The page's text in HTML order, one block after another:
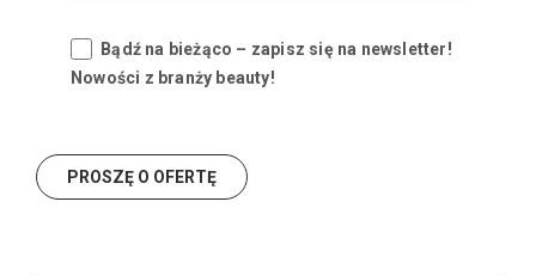
Bądź na bieżąco – zapisz się na newsletter!
Nowości z branży beauty!